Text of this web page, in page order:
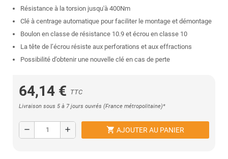
Résistance à la torsion jusqu'à 400Nm
Clé à centrage automatique pour faciliter le montage et démontage
Boulon en classe de résistance 10.9 et écrou en classe 10
La tête de l’écrou résiste aux perforations et aux effractions
Possibilité d’obtenir une nouvelle clé en cas de perte
64,14 € TTC
Livraison sous 5 à 7 jours ouvrés (France métropolitaine)*
remove add shopping_cart AJOUTER AU PANIER